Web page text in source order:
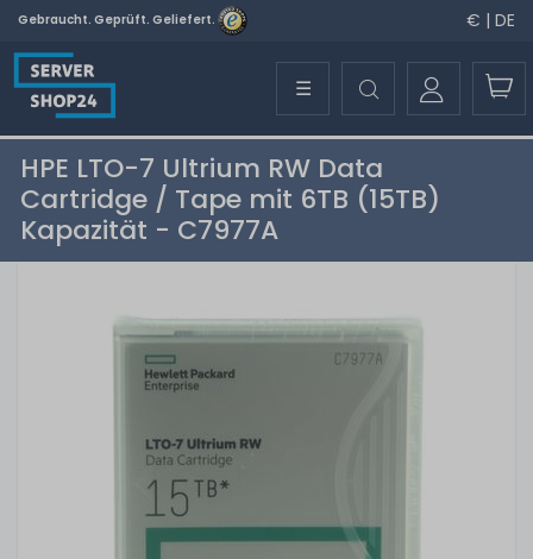
Gebraucht. Geprüft. Geliefert. € | DE
☰
HPE LTO-7 Ultrium RW Data
Cartridge / Tape mit 6TB (15TB)
Kapazität - C7977A